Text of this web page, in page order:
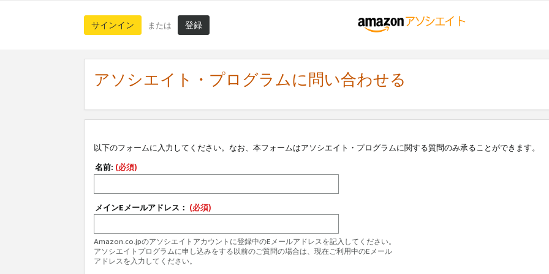
サインイン または 登録
アソシエイト・プログラムに問い合わせる
以下のフォームに入力してください。なお、本フォームはアソシエイト・プログラムに関する質問のみ承ることができます。
名前: (必須)
メインEメールアドレス： (必須)
Amazon.co.jpのアソシエイトアカウントに登録中のEメールアドレスを記入してください。
アソシエイトプログラムに申し込みをする以前のご質問の場合は、現在ご利用中のEメール
アドレスを入力してください。